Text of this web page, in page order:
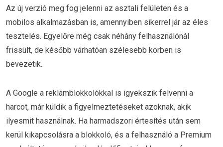
Az új verzió meg fog jelenni az asztali felületen és a
mobilos alkalmazásban is, amennyiben sikerrel jár az éles
tesztelés. Egyelőre még csak néhány felhasználónál
frissült, de később várhatóan szélesebb körben is
bevezetik.
A Google a reklámblokkolókkal is igyekszik felvenni a
harcot, már küldik a figyelmeztetéseket azoknak, akik
ilyesmit használnak. Ha harmadszori értesítés után sem
kerül kikapcsolásra a blokkoló, és a felhasználó a Premium